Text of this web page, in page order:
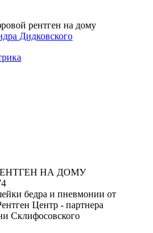
Дидковского
НА ДОМУ
бедра и пневмонии от
Центр - партнера
Склифосовского